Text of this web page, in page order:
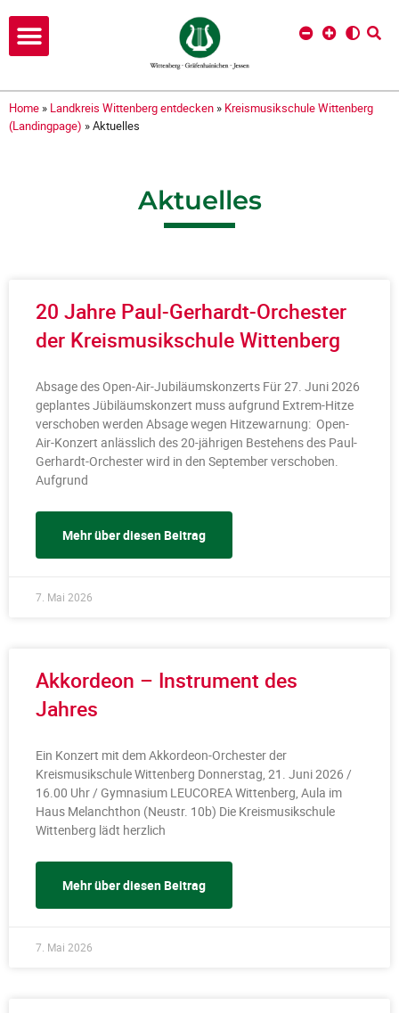
Home » Landkreis Wittenberg entdecken » Kreismusikschule Wittenberg
(Landingpage) »Aktuelles
Aktuelles
20 Jahre Paul-Gerhardt-Orchester
der Kreismusikschule Wittenberg
Absage des Open-Air-Jubiläumskonzerts Für 27. Juni 2026
geplantes Jübiläumskonzert muss aufgrund Extrem-Hitze
verschoben werden Absage wegen Hitzewarnung: Open-
Air-Konzert anlässlich des 20-jährigen Bestehens des Paul-
Gerhardt-Orchester wird in den September verschoben.
Aufgrund
Mehr über diesen Beitrag
7. Mai 2026
Akkordeon – Instrument des
Jahres
Ein Konzert mit dem Akkordeon-Orchester der
Kreismusikschule Wittenberg Donnerstag, 21. Juni 2026 /
16.00 Uhr / Gymnasium LEUCOREA Wittenberg, Aula im
Haus Melanchthon (Neustr. 10b) Die Kreismusikschule
Wittenberg lädt herzlich
Mehr über diesen Beitrag
7. Mai 2026